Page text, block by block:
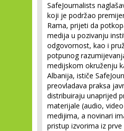
SafeJournalists
koji je podržao
Rama, prijeti da
medija u pozivanju
odgovornost, kao i
potpunog
medijskom okruženju
Albanija, ističe
preovladava praksa
distribuiraju unaprijed
materijale (audio,
medijima, a novinari
pristup izvorima iz prve